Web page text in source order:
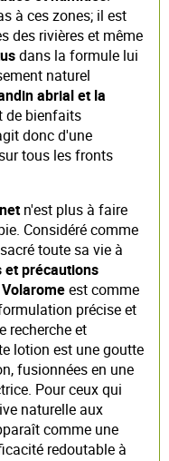
à ces zones; il est
des rivières et même
dans la formule lui
naturel
abrial et la
de bienfaits
donc d'une
tous les fronts
n'est plus à faire
Considéré comme
toute sa vie à
et précautions
Volaromeest comme
précise et
recherche et
lotion est une goutte
fusionnées en une
Pour ceux qui
naturelle aux
comme une
redoutable à